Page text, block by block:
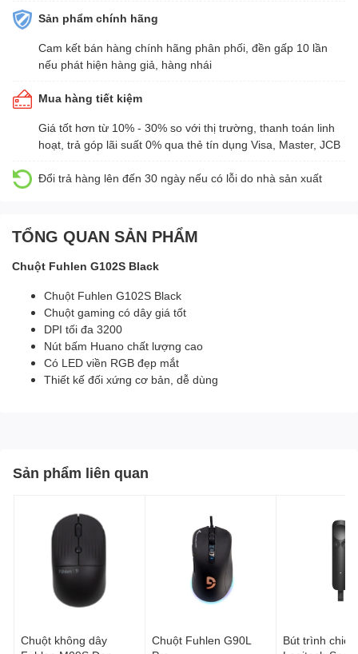
Sản phẩm chính hãng
Cam kết bán hàng chính hãng phân phối, đền gấp 10 lần
nếu phát hiện hàng giả, hàng nhái
Mua hàng tiết kiệm
Giá tốt hơn từ 10% - 30% so với thị trường, thanh toán linh
hoạt, trả góp lãi suất 0% qua thẻ tín dụng Visa, Master, JCB
Đổi trả hàng lên đến 30 ngày nếu có lỗi do nhà sản xuất
TỔNG QUAN SẢN PHẨM
Chuột Fuhlen G102S Black
Chuột Fuhlen G102S Black
Chuột gaming có dây giá tốt
DPI tối đa 3200
Nút bấm Huano chất lượng cao
Có LED viền RGB đẹp mắt
Thiết kế đối xứng cơ bản, dễ dùng
Sản phẩm liên quan
Chuột không dây
Chuột Fuhlen G90L
Bút trình chiếu